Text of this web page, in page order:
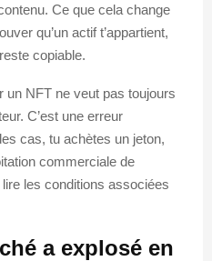
Ce que cela change
qu’un actif t’appartient,
copiable.
un NFT ne veut pas toujours
C’est une erreur
cas, tu achètes un jeton,
commerciale de
les conditions associées
a explosé en